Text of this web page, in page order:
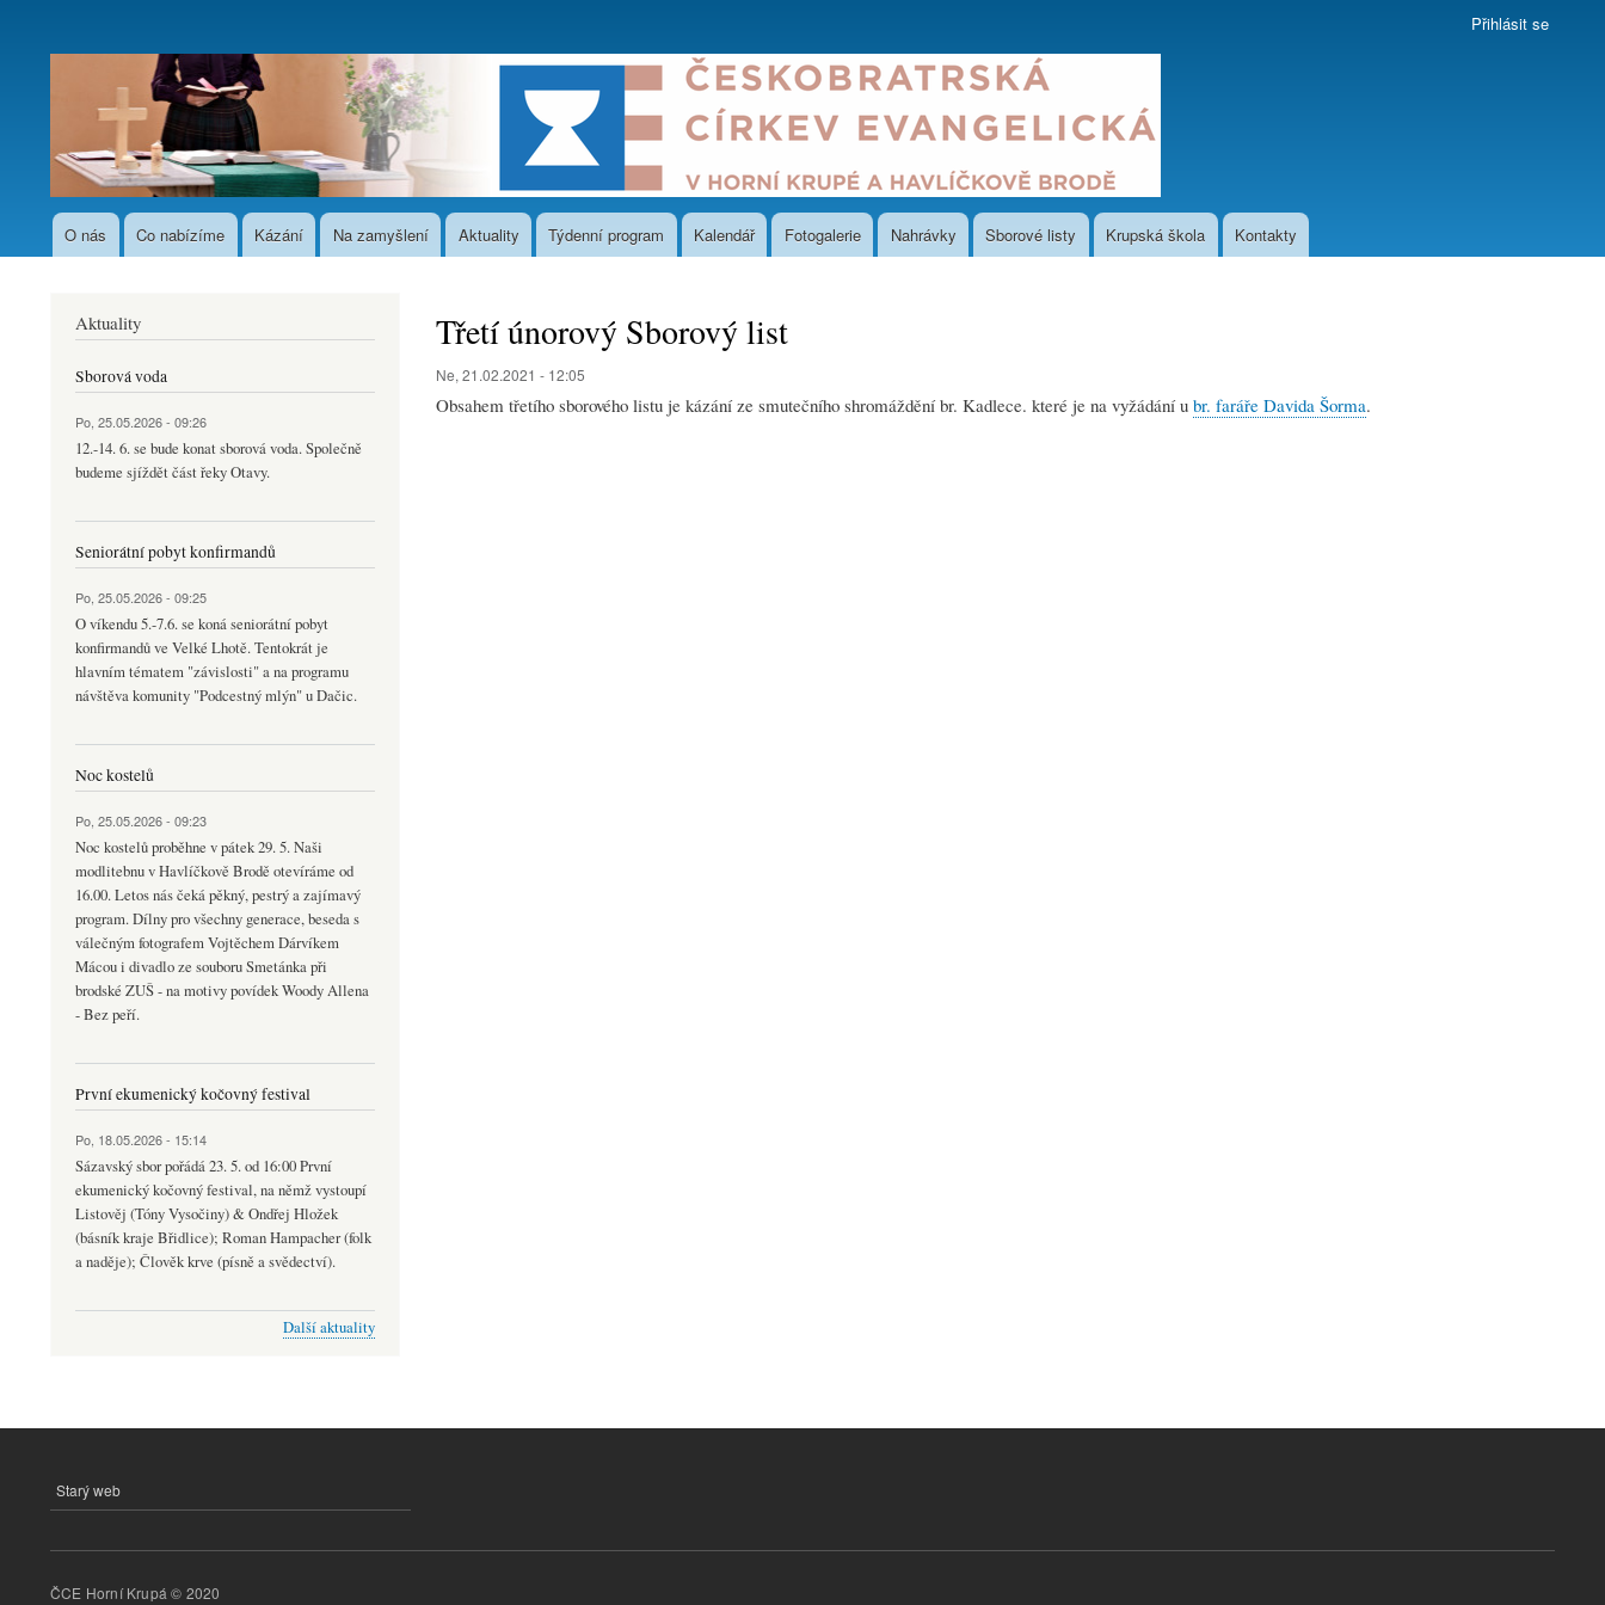
hlavnímu
obsahu
account
Přihlásit se
HlavníO nás Co nabízíme Kázání Na zamyšlení Aktuality Týdenní program Kalendář Fotogalerie Nahrávky Sborové listy Krupská škola Kontakty
Třetí únorový Sborový list
Ne, 21.02.2021 - 12:05
Obsahem třetího sborového listu je kázání ze smutečního shromáždění br. Kadlece. které je na vyžádání u br. faráře Davida Šorma.
Aktuality
Sborová voda
Po, 25.05.2026 - 09:26
12.-14. 6. se bude konat sborová voda. Společně
budeme sjíždět část řeky Otavy.
Seniorátní pobyt konfirmandů
Po, 25.05.2026 - 09:25
O víkendu 5.-7.6. se koná seniorátní pobyt
konfirmandů ve Velké Lhotě. Tentokrát je
hlavním tématem "závislosti" a na programu
návštěva komunity "Podcestný mlýn" u Dačic.
Noc kostelů
Po, 25.05.2026 - 09:23
Noc kostelů proběhne v pátek 29. 5. Naši
modlitebnu v Havlíčkově Brodě otevíráme od
16.00. Letos nás čeká pěkný, pestrý a zajímavý
program. Dílny pro všechny generace, beseda s
válečným fotografem Vojtěchem Dárvíkem
Mácou i divadlo ze souboru Smetánka při
brodské ZUŠ - na motivy povídek Woody Allena
- Bez peří.
První ekumenický kočovný festival
Po, 18.05.2026 - 15:14
Sázavský sbor pořádá 23. 5. od 16:00 První
ekumenický kočovný festival, na němž vystoupí
Listověj (Tóny Vysočiny) & Ondřej Hložek
(básník kraje Břidlice); Roman Hampacher (folk
a naděje); Člověk krve (písně a svědectví).
Další aktuality
MENU
Starý web
ČCE Horní Krupá © 2020